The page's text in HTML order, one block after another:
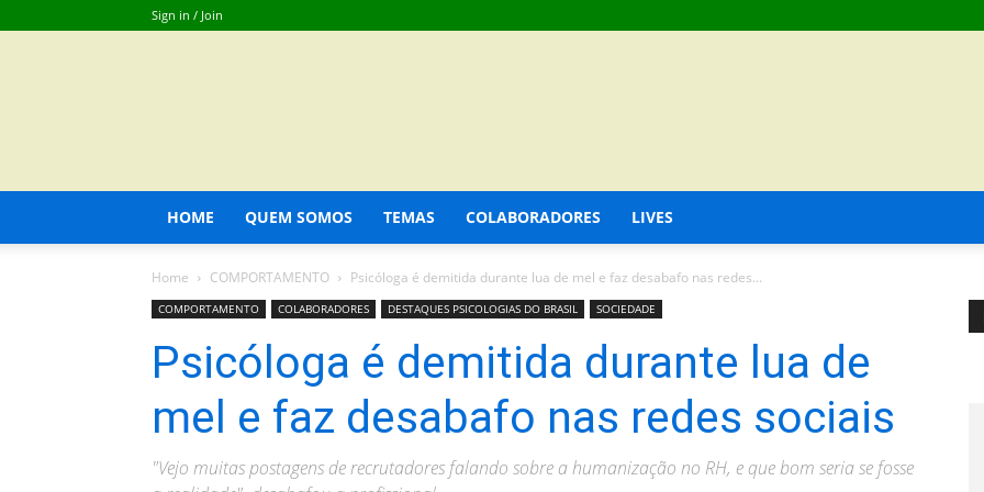
Sign in / Join
HOME QUEM SOMOS TEMAS COLABORADORES LIVES
Home COMPORTAMENTO Psicóloga é demitida durante lua de mel e faz desabafo nas redes...
COMPORTAMENTO COLABORADORES DESTAQUES PSICOLOGIAS DO BRASIL SOCIEDADE
Psicóloga é demitida durante lua de
mel e faz desabafo nas redes sociais
"Vejo muitas postagens de recrutadores falando sobre a humanização no RH, e que bom seria se fosse